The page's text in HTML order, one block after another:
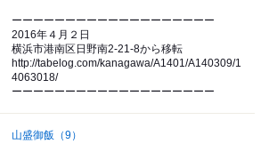
ーーーーーーーーーーーーーーーーーーー
2016年４月２日
横浜市港南区日野南2-21-8から移転
http://tabelog.com/kanagawa/A1401/A140309/1
4063018/
ーーーーーーーーーーーーーーーーーーー
山盛御飯 （9）